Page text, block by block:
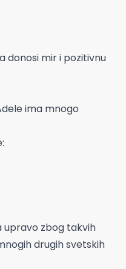
donosi mir i pozitivnu
ima mnogo
upravo zbog takvih
drugih svetskih